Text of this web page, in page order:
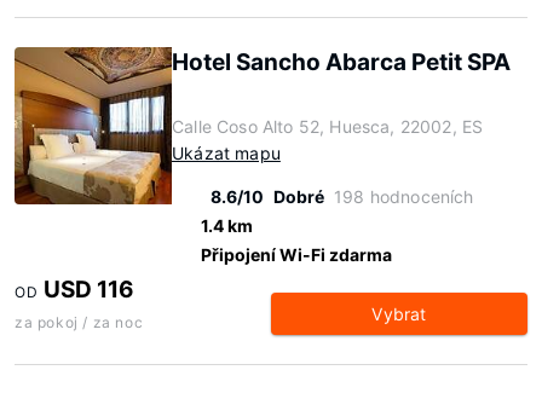
Hotel Sancho Abarca Petit SPA
Calle Coso Alto 52, Huesca, 22002, ES
Ukázat mapu
8.6/10 Dobré 198 hodnoceních
1.4 km
Připojení Wi-Fi zdarma
OD USD 116
za pokoj / za noc Vybrat